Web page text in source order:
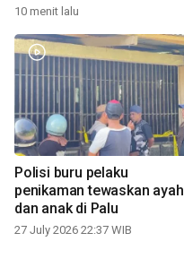
10 menit lalu
Polisi buru pelaku
penikaman tewaskan ayah
dan anak di Palu
27 July 2026 22:37 WIB